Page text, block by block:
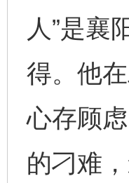
人”是襄
得。他
心存顾
的刁难